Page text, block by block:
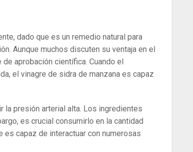
dado que es un remedio natural para
Aunque muchos discuten su ventaja en el
aprobación científica. Cuando el
el vinagre de sidra de manzana es capaz
la presión arterial alta. Los ingredientes
es crucial consumirlo en la cantidad
capaz de interactuar con numerosas